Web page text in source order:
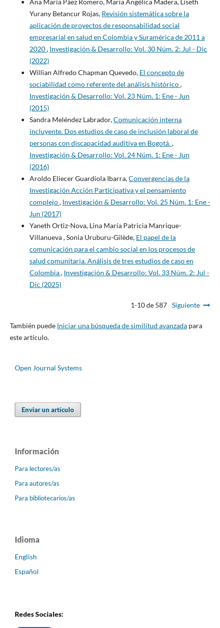
Ana María Páez Romero, María Angélica Madera, Liseth
Yurany Betancur Rojas, Revisión sistemática sobre la
aplicación de proyectos de responsabilidad social
empresarial en salud en Colombia y Suramérica de 2011 a
2020, Investigación & Desarrollo: Vol. 30 Núm. 2: Jul - Dic
(2022)
Willian Alfredo Chapman Quevedo, El concepto de
sociabilidad como referente del análisis histórico,
Investigación & Desarrollo: Vol. 23 Núm. 1: Ene - Jun
(2015)
Sandra Meléndez Labrador,Comunicación interna
incluyente. Dos estudios de caso de inclusión laboral de
personas con discapacidad auditiva en Bogotá.,
Investigación & Desarrollo: Vol. 24 Núm. 1: Ene - Jun
(2016)
Aroldo Eliecer Guardiola Ibarra,Convergencias de la
Investigación Acción Participativa y el pensamiento
complejo, Investigación & Desarrollo: Vol. 25 Núm. 1: Ene -
Jun (2017)
Yaneth Ortiz-Nova, Lina María Patricia Manrique-
Villanueva , Sonia Uruburu-Gilède, El papel de la
comunicación para el cambio social en los procesos de
salud comunitaria. Análisis de tres estudios de caso en
Colombia, Investigación & Desarrollo: Vol. 33 Núm. 2: Jul -
Dic (2025)
1-10 de 587 Siguiente
También puede Iniciar una búsqueda de similitud avanzadapara
este artículo.
Open Journal Systems
Enviar un artículo
Información
Para lectores/as
Para autores/as
Para bibliotecarios/as
Idioma
English
Español
Redes Sociales: